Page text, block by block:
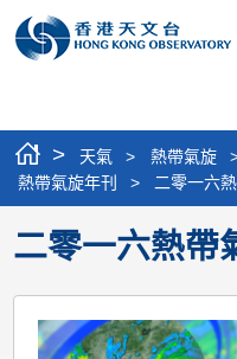
> 天氣 > 熱帶氣旋
熱帶氣旋年刊
> 二零一六
二零一六熱帶